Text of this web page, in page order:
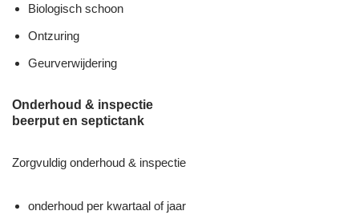
Biologisch schoon
Ontzuring
Geurverwijdering
Onderhoud & inspectie
beerput en septictank
Zorgvuldig onderhoud & inspectie
onderhoud per kwartaal of jaar